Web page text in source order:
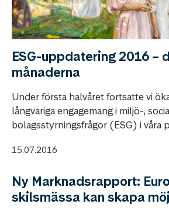
ESG-uppdatering 2016 –
månaderna
Under första halvåret fortsatte vi
långvariga engagemang i miljö-,
bolagsstyrningsfrågor (ESG) i våra
15.07.2016
Ny Marknadsrapport:
skilsmässa kan skapa